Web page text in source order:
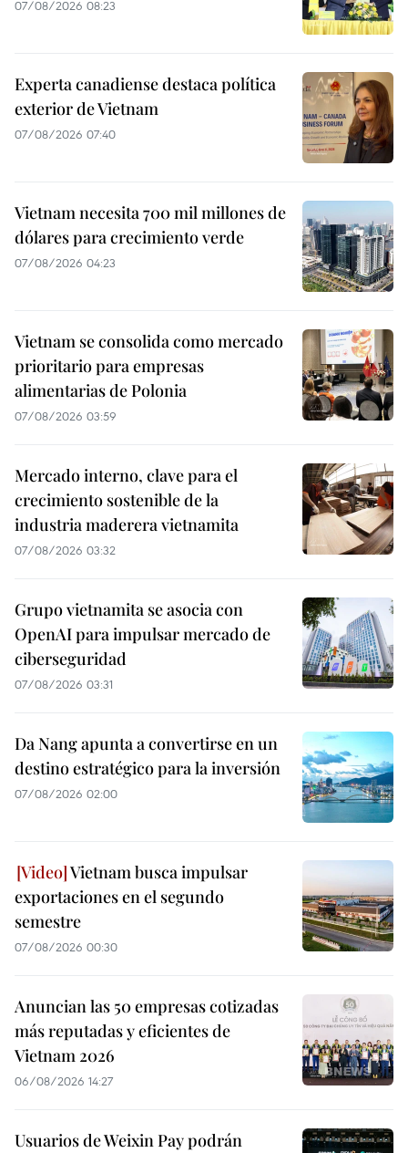
07/08/2026 08:23
Experta canadiense destaca política
exterior de Vietnam
07/08/2026 07:40
Vietnam necesita 700 mil millones de
dólares para crecimiento verde
07/08/2026 04:23
Vietnam se consolida como mercado
prioritario para empresas
alimentarias de Polonia
07/08/2026 03:59
Mercado interno, clave para el
crecimiento sostenible de la
industria maderera vietnamita
07/08/2026 03:32
Grupo vietnamita se asocia con
OpenAI para impulsar mercado de
ciberseguridad
07/08/2026 03:31
Da Nang apunta a convertirse en un
destino estratégico para la inversión
07/08/2026 02:00
Vietnam busca impulsar
exportaciones en el segundo
semestre
07/08/2026 00:30
Anuncian las 50 empresas cotizadas
más reputadas y eficientes de
Vietnam 2026
06/08/2026 14:27
Usuarios de Weixin Pay podrán